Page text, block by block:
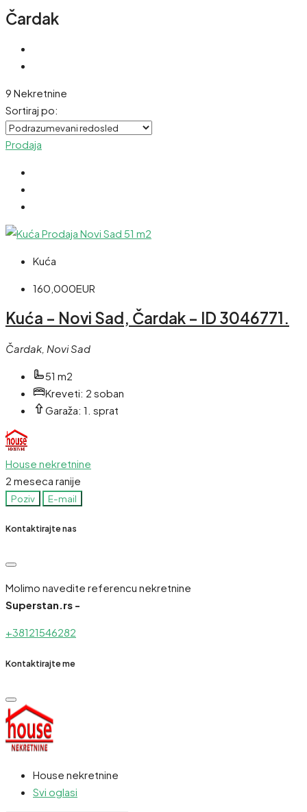
Čardak
9 Nekretnine
Sortiraj po:
Prodaja
Kuća
160,000EUR
Kuća – Novi Sad, Čardak – ID 3046771.
Čardak, Novi Sad
51 m2
Kreveti: 2 soban
Garaža: 1. sprat
House nekretnine
2 meseca ranije
Poziv E-mail
Kontaktirajte nas
Molimo navedite referencu nekretnine
Superstan.rs -
+38121546282
Kontaktirajte me
House nekretnine
Svi oglasi